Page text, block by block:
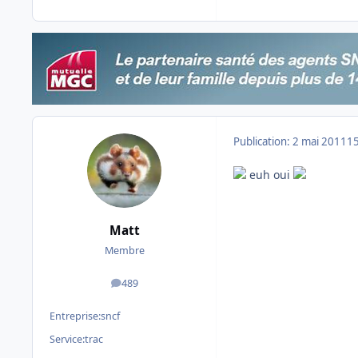
Matt
Membre
489
messages
Entreprise:sncf
Service:trac
Publication: 2 mai 2011
euh oui